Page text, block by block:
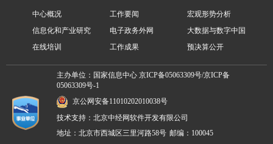
中心概况 工作要闻
宏观形势分析
信息化和产业研究
电子政务外网
大数据与数字中国
在线培训
工作成果 预决算公开
主办单位：国家信息中心京ICP备05063309号/京ICP备
05063309号-1
京公网安备11010202010038号
技术支持：北京中经网软件开发有限公司
地址：北京市西城区三里河路58号 邮编：100045